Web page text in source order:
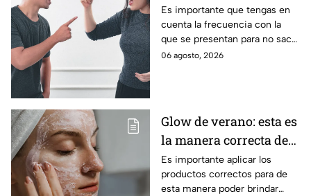
inminente ruptura en
tu relación
Es importante que tengas en
cuenta la frecuencia con la
que se presentan para no sacar
conclusiones apresuradas.
06 agosto, 2026
Glow de verano: esta es
la manera correcta de
limpiar cada tipo de
piel
Es importante aplicar los
productos correctos para de
esta manera poder brindar